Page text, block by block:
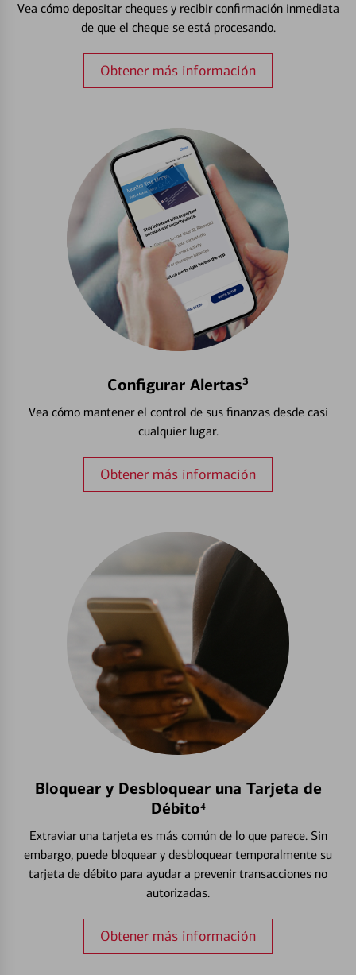
Vea cómo depositar cheques y recibir confirmación inmediata
de que el cheque se está procesando.
Obtener más información
Configurar Alertas³
Vea cómo mantener el control de sus finanzas desde casi
cualquier lugar.
Obtener más información
Bloquear y Desbloquear una Tarjeta de
Débito⁴
Extraviar una tarjeta es más común de lo que parece. Sin
embargo, puede bloquear y desbloquear temporalmente su
tarjeta de débito para ayudar a prevenir transacciones no
autorizadas.
Obtener más información